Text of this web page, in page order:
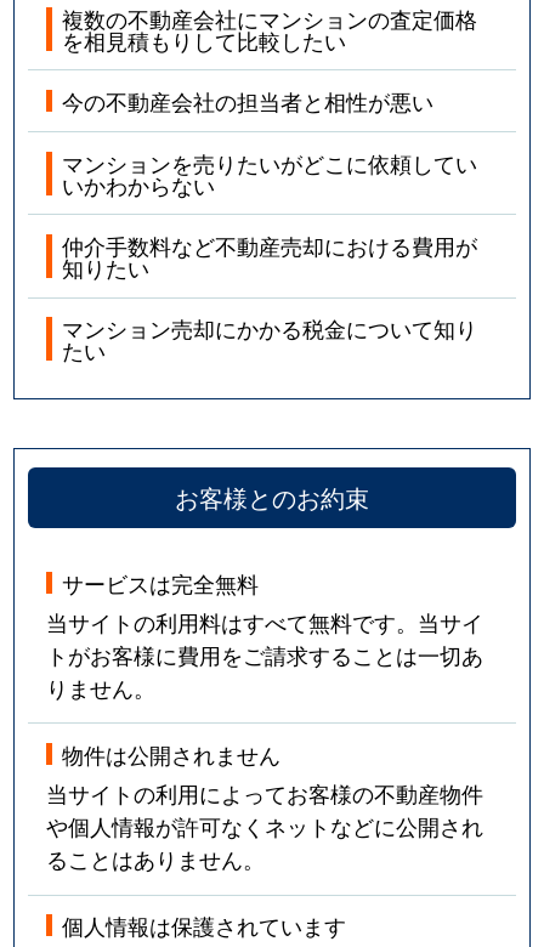
複数の不動産会社にマンションの査定価格
を相見積もりして比較したい
今の不動産会社の担当者と相性が悪い
マンションを売りたいがどこに依頼してい
いかわからない
仲介手数料など不動産売却における費用が
知りたい
マンション売却にかかる税金について知り
たい
お客様とのお約束
サービスは完全無料
当サイトの利用料はすべて無料です。当サイ
トがお客様に費用をご請求することは一切あ
りません。
物件は公開されません
当サイトの利用によってお客様の不動産物件
や個人情報が許可なくネットなどに公開され
ることはありません。
個人情報は保護されています